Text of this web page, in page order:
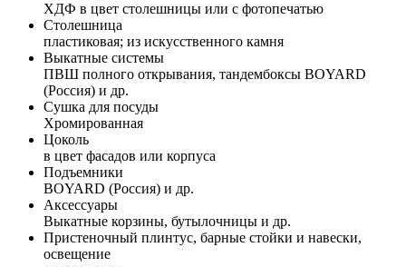
ХДФ в цвет столешницы или с фотопечатью
Столешница
пластиковая; из искусственного камня
Выкатные системы
ПВШ полного открывания, тандембоксы BOYARD
(Россия) и др.
Сушка для посуды
Хромированная
Цоколь
в цвет фасадов или корпуса
Подъемники
BOYARD (Россия) и др.
Аксессуары
Выкатные корзины, бутылочницы и др.
Пристеночный плинтус, барные стойки и навески,
освещение